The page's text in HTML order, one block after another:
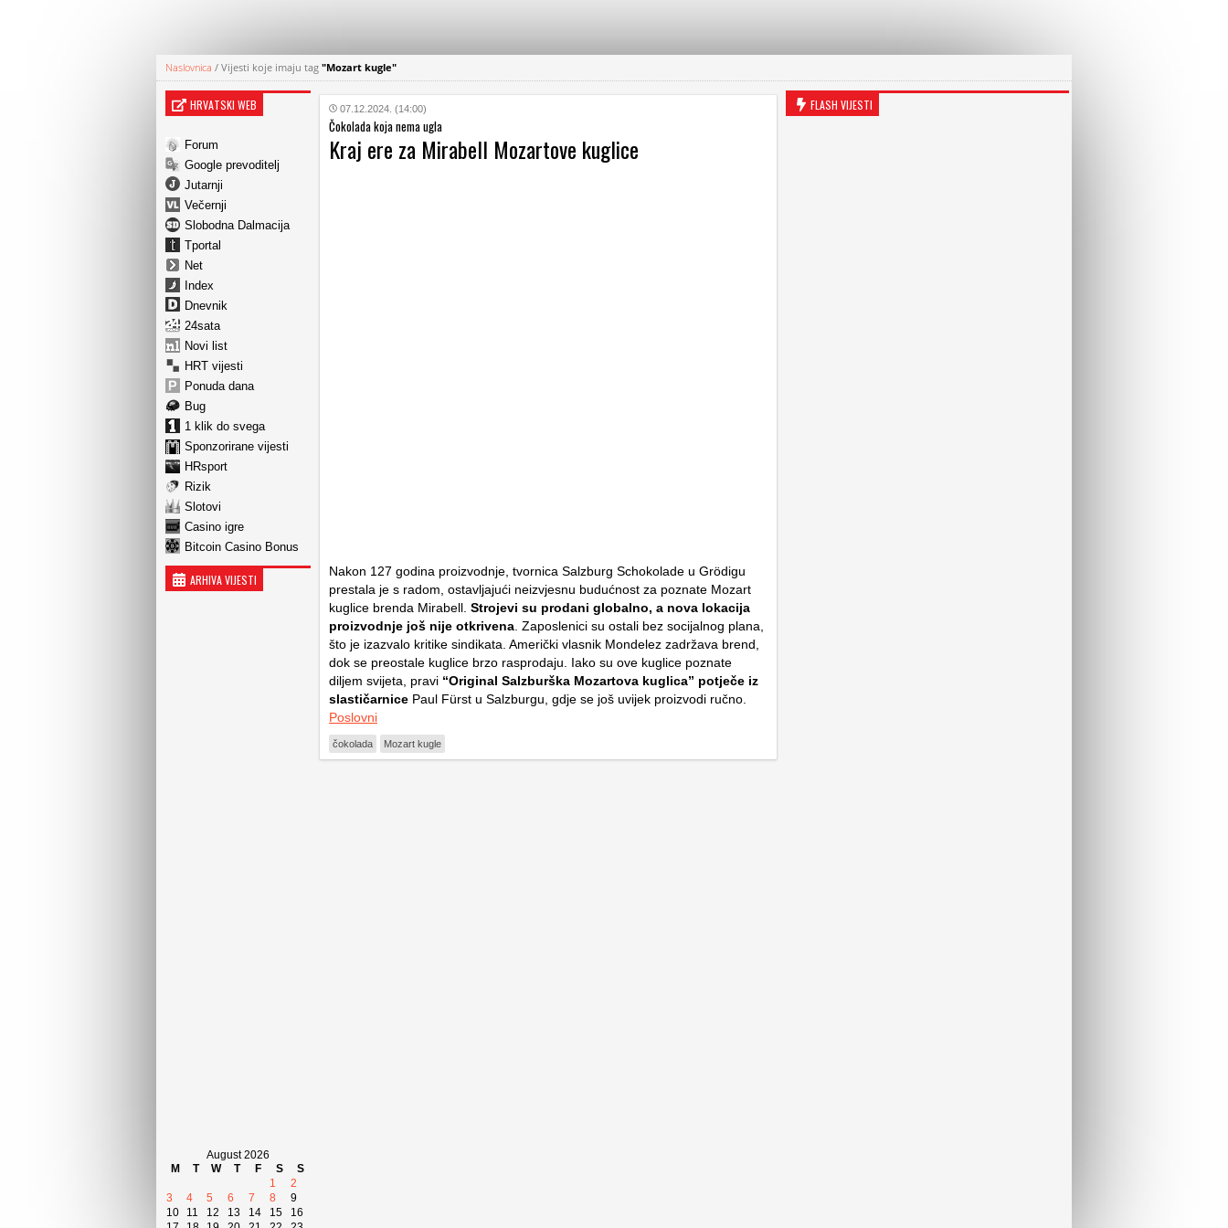
Naslovnica / Vijesti koje imaju tag "Mozart kugle"
HRVATSKI WEB
Forum
Google prevoditelj
Jutarnji
Večernji
Slobodna Dalmacija
Tportal
Net
Index
Dnevnik
24sata
Novi list
HRT vijesti
Ponuda dana
Bug
1 klik do svega
Sponzorirane vijesti
HRsport
Rizik
Slotovi
Casino igre
Bitcoin Casino Bonus
ARHIVA VIJESTI
August 2026
M
T W T F S
S
1
2
3
4 5 6 7 8
9
10
11 12 13 14 15
16
07.12.2024. (14:00)
Čokolada koja nema ugla
Kraj ere za Mirabell Mozartove kuglice
Nakon 127 godina proizvodnje, tvornica Salzburg Schokolade u Grödigu
prestala je s radom, ostavljajući neizvjesnu budućnost za poznate Mozart
kuglice brenda Mirabell. Strojevi su prodani globalno, a nova lokacija
proizvodnje još nije otkrivena . Zaposlenici su ostali bez socijalnog plana,
što je izazvalo kritike sindikata. Američki vlasnik Mondelez zadržava brend,
dok se preostale kuglice brzo rasprodaju. Iako su ove kuglice poznate
diljem svijeta, pravi “Original Salzburška Mozartova kuglica” potječe iz
slastičarnice Paul Fürst u Salzburgu, gdje se još uvijek proizvodi ručno.
Poslovni
čokolada Mozart kugle
FLASH VIJESTI